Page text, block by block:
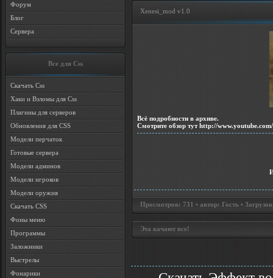
Форум
Блог
Сервера
Все для Css
Скачать Css
Хаки и Взломы для Css
Плагины для серверов
Обновления для CSS
Модели перчаток
Готовые сервера
Модели админов
Модели игроков
Модели оружия
Скачать CSS
Фоны меню
Программы
Заложники
Выстрелы
Фонарики
Xenesi_mod v1.0
Всё подробности в архиве.
Смотрите обзор тут http://
Просмотров: 731 • автор: Гость •
Эта качают все!